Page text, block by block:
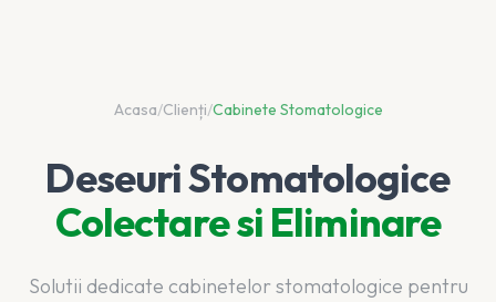
Acasa/Clienți/Cabinete Stomatologice
Deseuri Stomatologice
Colectare si Eliminare
Solutii dedicate cabinetelor stomatologice pentru